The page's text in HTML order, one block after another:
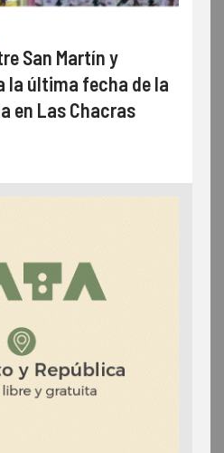
San Martín y
la última fecha de la
en Las Chacras